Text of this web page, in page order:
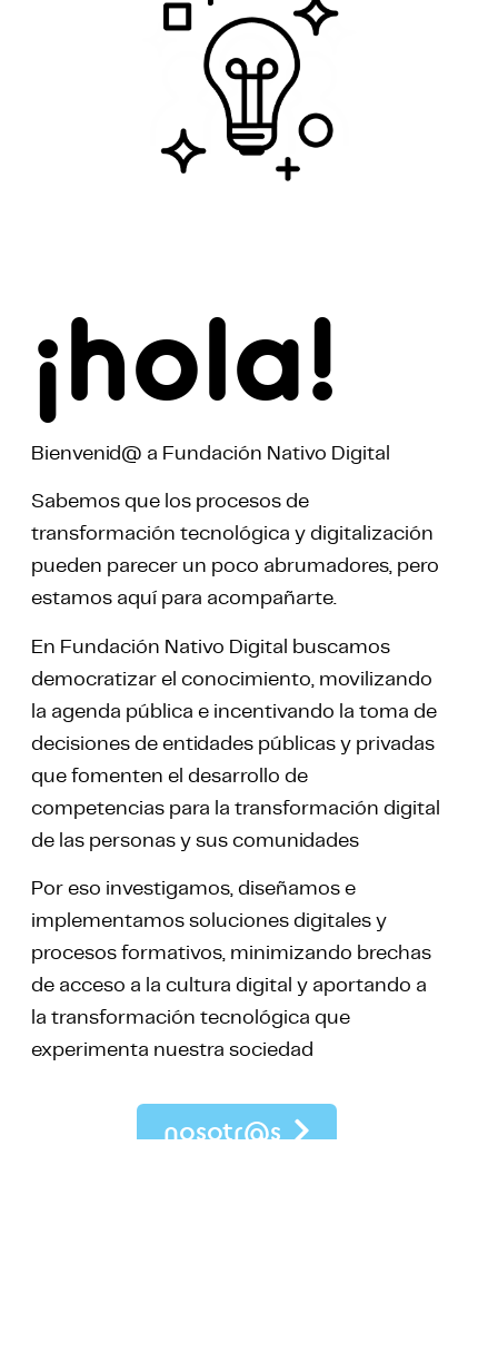
¡hola!
Bienvenid@ a Fundación Nativo Digital
Sabemos que los procesos de
transformación tecnológica y digitalización
pueden parecer un poco abrumadores, pero
estamos aquí para acompañarte.
En Fundación Nativo Digital buscamos
democratizar el conocimiento, movilizando
la agenda pública e incentivando la toma de
decisiones de entidades públicas y privadas
que fomenten el desarrollo de
competencias para la transformación digital
de las personas y sus comunidades
Por eso investigamos, diseñamos e
implementamos soluciones digitales y
procesos formativos, minimizando brechas
de acceso a la cultura digital y aportando a
la transformación tecnológica que
experimenta nuestra sociedad
nosotr@s